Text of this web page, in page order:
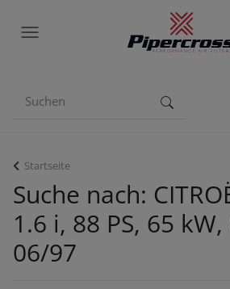
Startseite
Suche nach:
1.6 i, 88 PS, 65
06/97